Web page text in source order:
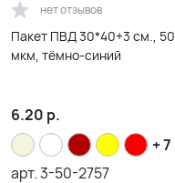
нет отзывов
Пакет ПВД 30*40+3 см., 50
мкм, тёмно-синий
6.20 р.
+ 7
арт.3-50-2757